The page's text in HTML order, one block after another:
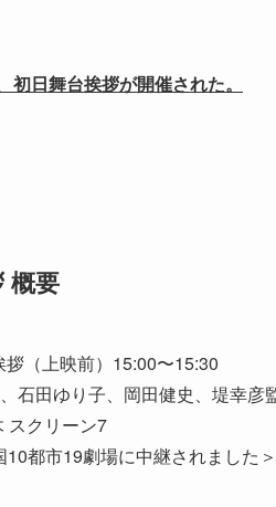
初日舞台挨拶が開催された。
概要
（上映前）15:00〜15:30
石田ゆり子、岡田健史、堤幸彦
スクリーン7
都市19劇場に中継されました＞